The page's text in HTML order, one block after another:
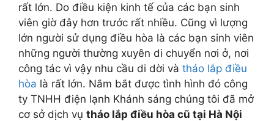
rất lớn. Do điều kiện kinh tế của các bạn sinh
viên giờ đây hơn trước rất nhiều. Cũng vì lượng
lớn người sử dụng điều hòa là các bạn sinh viên
những người thường xuyên di chuyển nơi ở, nơi
công tác vì vậy nhu cầu di dời và tháo lắp điều
hòa là rất lớn. Nắm bắt được tình hình đó công
ty TNHH điện lạnh Khánh sáng chúng tôi đã mở
cơ sở dịch vụ tháo lắp điều hòa cũ tại Hà Nội